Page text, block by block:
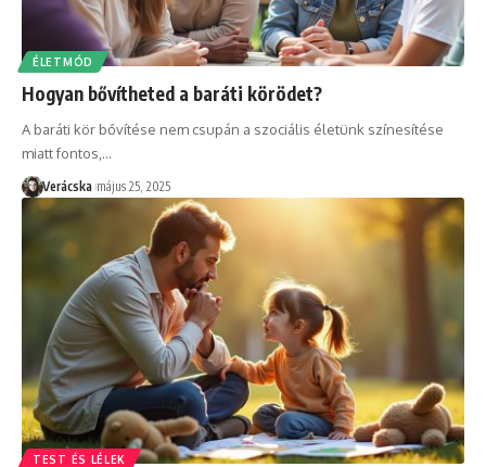
ÉLETMÓD
Hogyan bővítheted a baráti körödet?
A baráti kör bővítése nem csupán a szociális életünk színesítése
miatt fontos, …
Verácska május 25, 2025
TEST ÉS LÉLEK